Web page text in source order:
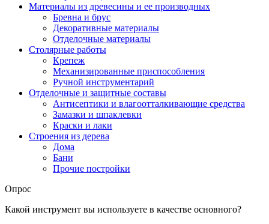
Материалы из древесины и ее производных
Бревна и брус
Декоративные материалы
Отделочные материалы
Столярные работы
Крепеж
Механизированные приспособления
Ручной инструментарий
Отделочные и защитные составы
Антисептики и влагоотталкивающие средства
Замазки и шпаклевки
Краски и лаки
Строения из дерева
Дома
Бани
Прочие постройки
Опрос
Какой инструмент вы используете в качестве основного?